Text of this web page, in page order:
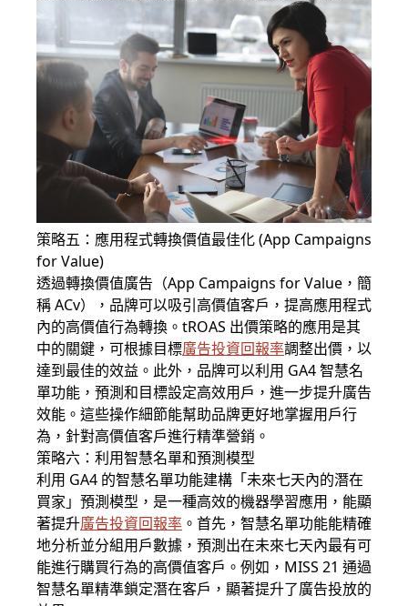
策略五：應用程式轉換價值最佳化 (App Campaigns
for Value)
透過轉換價值廣告（App Campaigns for Value，簡
稱 ACv），品牌可以吸引高價值客戶，提高應用程式
內的高價值行為轉換。tROAS 出價策略的應用是其
中的關鍵，可根據目標廣告投資回報率調整出價，以
達到最佳的效益。此外，品牌可以利用 GA4 智慧名
單功能，預測和目標設定高效用戶，進一步提升廣告
效能。這些操作細節能幫助品牌更好地掌握用戶行
為，針對高價值客戶進行精準營銷。
策略六：利用智慧名單和預測模型
利用 GA4 的智慧名單功能建構「未來七天內的潛在
買家」預測模型，是一種高效的機器學習應用，能顯
著提升廣告投資回報率 。首先，智慧名單功能能精確
地分析並分組用戶數據，預測出在未來七天內最有可
能進行購買行為的高價值客戶。例如，MISS 21 通過
智慧名單精準鎖定潛在客戶，顯著提升了廣告投放的